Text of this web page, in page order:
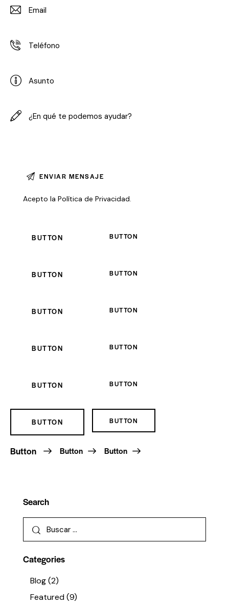
Acepto laPolítica de Privacidad.
BUTTON BUTTON
BUTTON BUTTON
BUTTON BUTTON
BUTTON BUTTON
BUTTON BUTTON
BUTTON BUTTON
Button Button Button
Search
Categories
Blog(2)
Featured(9)